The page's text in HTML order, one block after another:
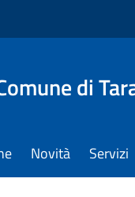
di
Novità Servizi